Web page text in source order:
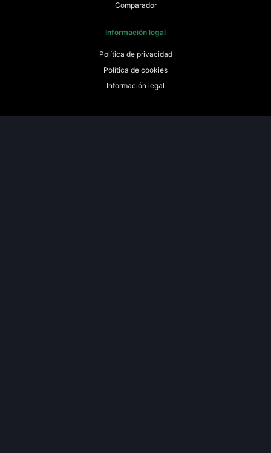
Comparador
Información legal
Política de privacidad
Política de cookies
Información legal